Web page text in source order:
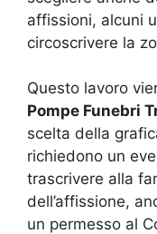
affissioni, alcuni
circoscrivere la
Questo lavoro
Pompe Funebri
scelta della
richiedono un
trascrivere alla
dell’affissione,
un permesso al